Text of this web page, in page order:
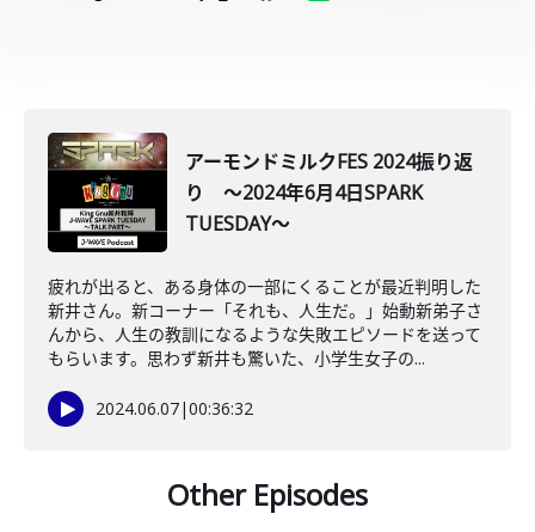
アーモンドミルクFES 2024振り返
り ～2024年6月4日SPARK
TUESDAY～
疲れが出ると、ある身体の一部にくることが最近判明した
新井さん。新コーナー「それも、人生だ。」始動新弟子さ
んから、人生の教訓になるような失敗エピソードを送って
もらいます。思わず新井も驚いた、小学生女子の...
2024.06.07|00:36:32
Other Episodes